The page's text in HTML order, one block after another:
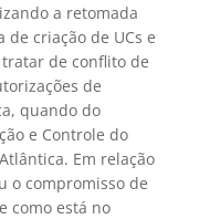
a retomada
criação de UCs e
de conflito de
de
quando do
e Controle do
Em relação
o compromisso de
como está no